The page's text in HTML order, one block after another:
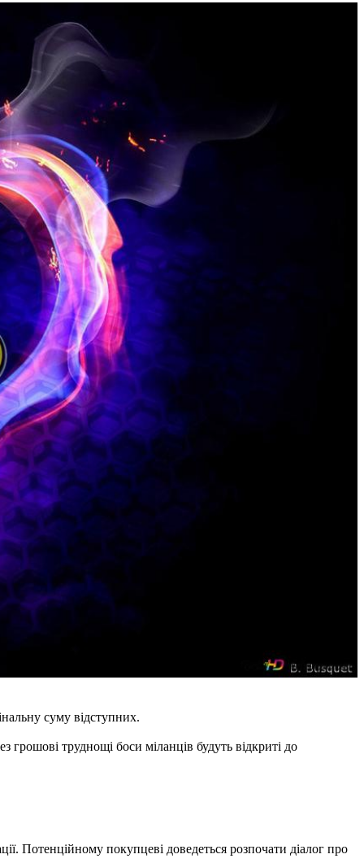
суму відступних.
грошові труднощі боси міланців будуть відкриті до
Потенційному покупцеві доведеться розпочати діалог про